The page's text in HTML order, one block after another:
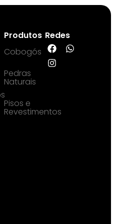
Produtos
Cobogós
Pedras
Naturais
Pisos e
Revestimentos
Redes